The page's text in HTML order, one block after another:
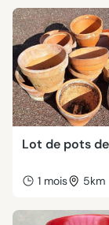
Lot de pots
1 mois 5km